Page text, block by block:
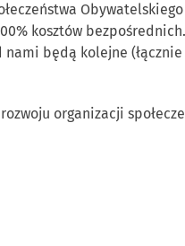
kosztów
będą kolejne
organizacji